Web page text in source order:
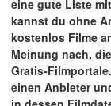
eine gute Liste
kannst du ohne
kostenlos Filme
Meinung nach,
Gratis-
einen Anbieter